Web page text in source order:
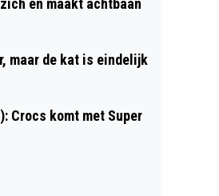
en maakt achtbaan
maar de kat is eindelijk
Crocs komt met Super